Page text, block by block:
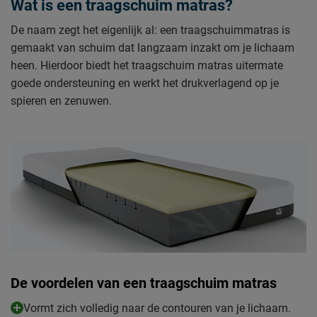
Wat is een traagschuim matras?
De naam zegt het eigenlijk al: een traagschuimmatras is
gemaakt van schuim dat langzaam inzakt om je lichaam
heen. Hierdoor biedt het traagschuim matras uitermate
goede ondersteuning en werkt het drukverlagend op je
spieren en zenuwen.
De voordelen van een traagschuim matras
Vormt zich volledig naar de contouren van je lichaam.